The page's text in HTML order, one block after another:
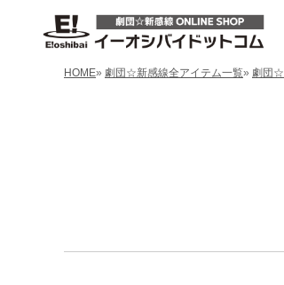
HOME» 劇団☆新感線全アイテム一覧» 劇団☆